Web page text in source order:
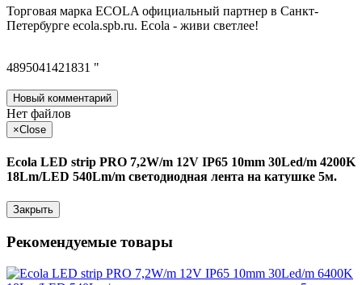
Торговая марка ECOLA официальный партнер в Санкт-
Петербурге ecola.spb.ru. Ecola - живи светлее!
4895041421831 "
Новый комментарий
Нет файлов
×Close
Ecola LED strip PRO 7,2W/m 12V IP65 10mm 30Led/m 4200K
18Lm/LED 540Lm/m светодиодная лента на катушке 5м.
Закрыть
Рекомендуемые товары